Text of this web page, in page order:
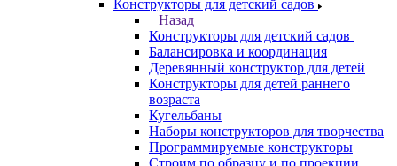
Конструкторы для детский садов
Назад
Конструкторы для детский садов
Балансировка и координация
Деревянный конструктор для детей
Конструкторы для детей раннего
возраста
Кугельбаны
Наборы конструкторов для творчества
Программируемые конструкторы
Строим по образцу и по проекции